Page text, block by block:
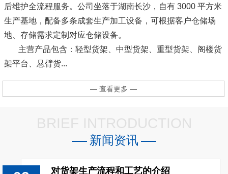
后维护全流程服务。公司坐落于湖南长沙，自有 3000 平方米
生产基地，配备多条成套生产加工设备，可根据客户仓储场
地、存储需求定制对应仓储设备。
主营产品包含：轻型货架、中型货架、重型货架、阁楼货
架平台、悬臂货...
— 查看更多 —
BRIEF INTRODUCTION
新闻资讯
对货架生产流程和工艺的介绍